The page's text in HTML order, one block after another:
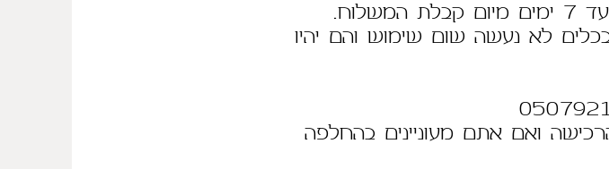
לא נעשה שום שימוש והם יהיו
ואם אתם מעוניינים בהחלפה